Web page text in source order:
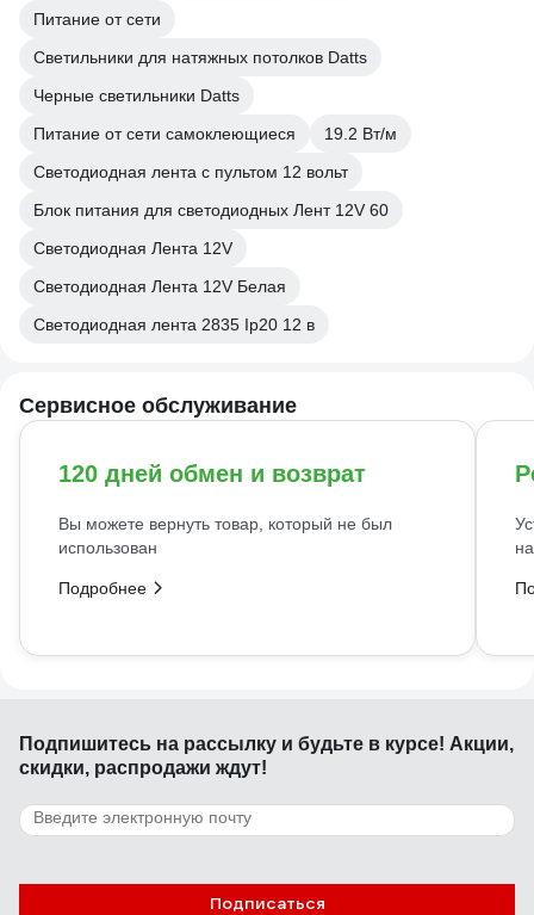
Питание от сети
Светильники для натяжных потолков Datts
Черные светильники Datts
Питание от сети самоклеющиеся
19.2 Вт/м
Светодиодная лента с пультом 12 вольт
Блок питания для светодиодных Лент 12V 60
Светодиодная Лента 12V
Светодиодная Лента 12V Белая
Светодиодная лента 2835 Ip20 12 в
Сервисное обслуживание
120 дней обмен и возврат
Вы можете вернуть товар, который не был
использован
Подробнее
Подпишитесь на рассылку и будьте в курсе! Акции,
скидки, распродажи ждут!
Подписаться